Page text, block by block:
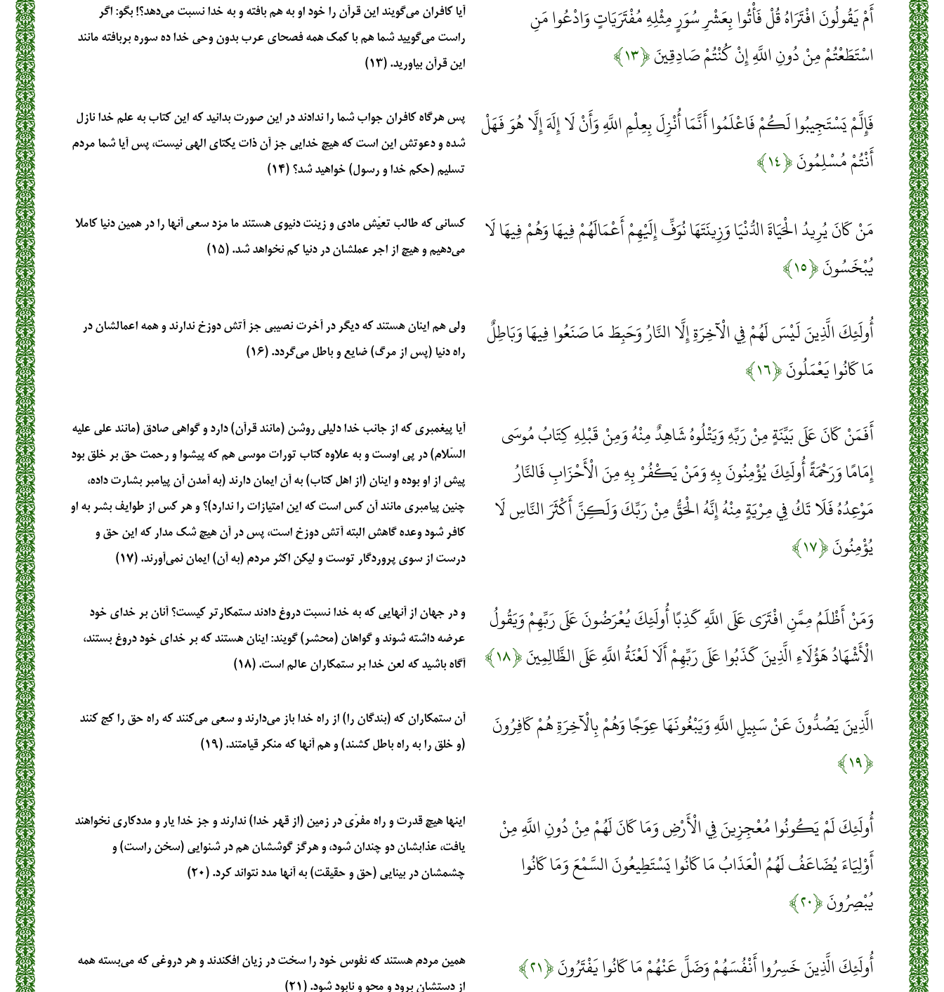
أَمْ يَقُولُونَ افْتَرَاهُ قُلْ فَأْتُوا بِعَشْرِ سُوَرٍ مِثْلِهِ مُفْتَرَيَاتٍ وَادْعُوا مَنِ
اسْتَطَعْتُمْ مِنْ دُونِ اللَّهِ إِنْ كُنْتُمْ صَادِقِينَ﴿۱۳﴾
آیا کافران می‌گویند این قرآن را خود او به هم بافته و به خدا نسبت می‌دهد؟! بگو: اگر
راست می‌گویید شما هم با کمک همه فصحای عرب بدون وحی خدا ده سوره بربافته مانند
این قرآن بیاورید. (۱۳)
فَإِلَّمْ يَسْتَجِيبُوا لَكُمْ فَاعْلَمُوا أَنَّمَا أُنْزِلَ بِعِلْمِ اللَّهِ وَأَنْ لَا إِلَهَ إِلَّا هُوَ فَهَلْ
أَنْتُمْ مُسْلِمُونَ﴿۱۴﴾
پس هرگاه کافران جواب شما را ندادند در این صورت بدانید که این کتاب به علم خدا نازل
شده و دعوتش این است که هیچ خدایی جز آن ذات یکتای الهی نیست، پس آیا شما مردم
تسلیم (حکم خدا و رسول) خواهید شد؟ (۱۴)
مَنْ كَانَ يُرِيدُ الْحَيَاةَ الدُّنْيَا وَزِينَتَهَا نُوَفِّ إِلَيْهِمْ أَعْمَالَهُمْ فِيهَا وَهُمْ فِيهَا لَا
يُبْخَسُونَ﴿۱۵﴾
کسانی که طالب تعیّش مادی و زینت دنیوی هستند ما مزد سعی آنها را در همین دنیا کاملا
می‌دهیم و هیچ از اجر عملشان در دنیا کم نخواهد شد. (۱۵)
أُولَئِكَ الَّذِينَ لَيْسَ لَهُمْ فِي الْآخِرَةِ إِلَّا النَّارُ وَحَبِطَ مَا صَنَعُوا فِيهَا وَبَاطِلٌ
مَا كَانُوا يَعْمَلُونَ﴿۱۶﴾
ولی هم اینان هستند که دیگر در آخرت نصیبی جز آتش دوزخ ندارند و همه اعمالشان در
راه دنیا (پس از مرگ) ضایع و باطل می‌گردد. (۱۶)
أَفَمَنْ كَانَ عَلَى بَيِّنَةٍ مِنْ رَبِّهِ وَيَتْلُوهُ شَاهِدٌ مِنْهُ وَمِنْ قَبْلِهِ كِتَابُ مُوسَى
إِمَامًا وَرَحْمَةً أُولَئِكَ يُؤْمِنُونَ بِهِ وَمَنْ يَكْفُرْ بِهِ مِنَ الْأَحْزَابِ فَالنَّارُ
مَوْعِدُهُ فَلَا تَكُ فِي مِرْيَةٍ مِنْهُ إِنَّهُ الْحَقُّ مِنْ رَبِّكَ وَلَكِنَّ أَكْثَرَ النَّاسِ لَا
يُؤْمِنُونَ﴿۱۷﴾
آیا پیغمبری که از جانب خدا دلیلی روشن (مانند قرآن) دارد و گواهی صادق (مانند علی علیه
السّلام) در پی اوست و به علاوه کتاب تورات موسی هم که پیشوا و رحمت حق بر خلق بود
پیش از او بوده و اینان (از اهل کتاب) به آن ایمان دارند (به آمدن آن پیامبر بشارت داده،
چنین پیامبری مانند آن کس است که این امتیازات را ندارد)؟ و هر کس از طوایف بشر به او
کافر شود وعده گاهش البته آتش دوزخ است، پس در آن هیچ شک مدار که این حق و
درست از سوی پروردگار توست و لیکن اکثر مردم (به آن) ایمان نمی‌آورند. (۱۷)
وَمَنْ أَظْلَمُ مِمَّنِ افْتَرَى عَلَى اللَّهِ كَذِبًا أُولَئِكَ يُعْرَضُونَ عَلَى رَبِّهِمْ وَيَقُولُ
الْأَشْهَادُ هَؤُلَاءِ الَّذِينَ كَذَبُوا عَلَى رَبِّهِمْ أَلَا لَعْنَةُ اللَّهِ عَلَى الظَّالِمِينَ﴿۱۸﴾
و در جهان از آنهایی که به خدا نسبت دروغ دادند ستمکارتر کیست؟ آنان بر خدای خود
عرضه داشته شوند و گواهان (محشر) گویند: اینان هستند که بر خدای خود دروغ بستند،
آگاه باشید که لعن خدا بر ستمکاران عالم است. (۱۸)
الَّذِينَ يَصُدُّونَ عَنْ سَبِيلِ اللَّهِ وَيَبْغُونَهَا عِوَجًا وَهُمْ بِالْآخِرَةِ هُمْ كَافِرُونَ
﴿۱۹﴾
آن ستمکاران که (بندگان را) از راه خدا باز می‌دارند و سعی می‌کنند که راه حق را کج کنند
(و خلق را به راه باطل کشند) و هم آنها که منکر قیامتند. (۱۹)
أُولَئِكَ لَمْ يَكُونُوا مُعْجِزِينَ فِي الْأَرْضِ وَمَا كَانَ لَهُمْ مِنْ دُونِ اللَّهِ مِنْ
أَوْلِيَاءَ يُضَاعَفُ لَهُمُ الْعَذَابُ مَا كَانُوا يَسْتَطِيعُونَ السَّمْعَ وَمَا كَانُوا
يُبْصِرُونَ﴿۲۰﴾
اینها هیچ قدرت و راه مفرّی در زمین (از قهر خدا) ندارند و جز خدا یار و مددکاری نخواهند
یافت، عذابشان دو چندان شود، و هرگز گوششان هم در شنوایی (سخن راست) و
چشمشان در بینایی (حق و حقیقت) به آنها مدد نتواند کرد. (۲۰)
أُولَئِكَ الَّذِينَ خَسِرُوا أَنْفُسَهُمْ وَضَلَّ عَنْهُمْ مَا كَانُوا يَفْتَرُونَ﴿۲۱﴾
همین مردم هستند که نفوس خود را سخت در زیان افکندند و هر دروغی که می‌بسته همه
از دستشان برود و محو و نابود شود. (۲۱)